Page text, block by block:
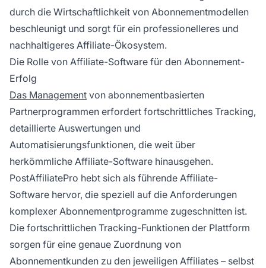
durch die Wirtschaftlichkeit von Abonnementmodellen
beschleunigt und sorgt für ein professionelleres und
nachhaltigeres Affiliate-Ökosystem.
Die Rolle von Affiliate-Software für den Abonnement-
Erfolg
Das Management von abonnementbasierten
Partnerprogrammen erfordert fortschrittliches Tracking,
detaillierte Auswertungen und
Automatisierungsfunktionen, die weit über
herkömmliche Affiliate-Software hinausgehen.
PostAffiliatePro hebt sich als führende Affiliate-
Software hervor, die speziell auf die Anforderungen
komplexer Abonnementprogramme zugeschnitten ist.
Die fortschrittlichen Tracking-Funktionen der Plattform
sorgen für eine genaue Zuordnung von
Abonnementkunden zu den jeweiligen Affiliates – selbst